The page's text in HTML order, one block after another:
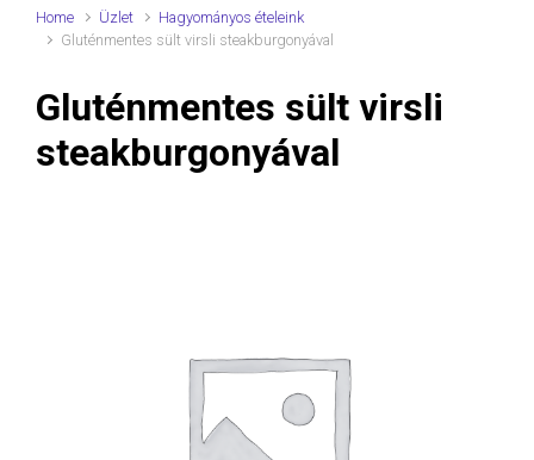
Home Üzlet
Hagyományos ételeink
Gluténmentes sült virsli steakburgonyával
Gluténmentes sült virsli
steakburgonyával